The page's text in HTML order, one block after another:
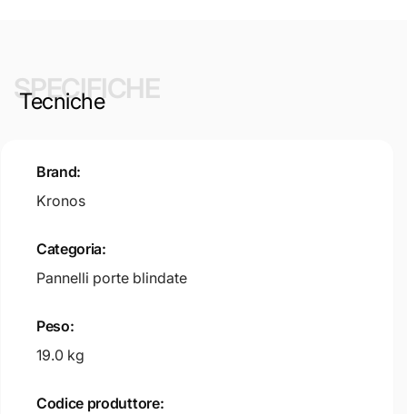
SPECIFICHE
Tecniche
Brand:
Kronos
Categoria:
Pannelli porte blindate
Peso:
19.0 kg
Codice produttore: